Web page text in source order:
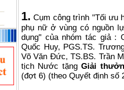
1. Cụm công trình "Tối ưu
phụ nữ ở vùng có nguồn
dụng" của nhóm tác giả :
Quốc Huy, PGS.TS.
Võ Văn Đức, TS.BS. Trần
tịch Nước tặngGiải
(đợt 6) (theo Quyết định số